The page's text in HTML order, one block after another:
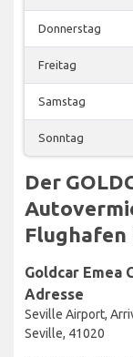
Donnerstag
Freitag
Samstag
Sonntag
Der
Flughafen
Goldcar Emea
Adresse
Seville Airport,
Seville, 41020